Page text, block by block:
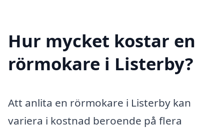
Hur mycket kostar en
rörmokare i Listerby?
Att anlita en rörmokare i Listerby kan
variera i kostnad beroende på flera